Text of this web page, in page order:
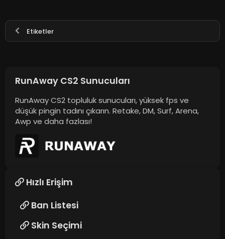
Etiketler
RunAway CS2 Sunucuları
RunAway CS2 topluluk sunucuları, yüksek fps ve
düşük pingin tadını çıkarın. Retake, DM, Surf, Arena,
Awp ve daha fazlası!
Hızlı Erişim
Ban Listesi
Skin Seçimi